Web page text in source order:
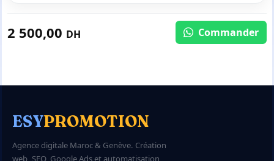
2 500,00 DH Commander
ESYPROMOTION
Agence digitale Maroc & Genève. Création
web, SEO, Google Ads et automatisation